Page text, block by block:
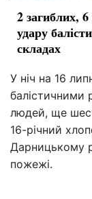
2 загиблих,
удару
складах
У ніч на 16
балістичними
людей, ще
16-річний
Дарницькому
пожежі.